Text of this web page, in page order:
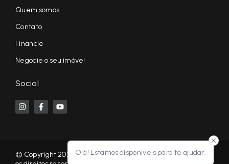
Olá! Estamos disponíveis para te ajudar.
Quem somos
Contato
Financie
Negocie o seu imóvel
Social
© Copyright 2026 - KF NEGÓCIOS IMOBILIÁRIOS RP - Todos